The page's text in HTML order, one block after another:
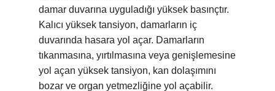
damar duvarına uyguladığı yüksek basınçtır.
Kalıcı yüksek tansiyon, damarların iç
duvarında hasara yol açar. Damarların
tıkanmasına, yırtılmasına veya genişlemesine
yol açan yüksek tansiyon, kan dolaşımını
bozar ve organ yetmezliğine yol açabilir.